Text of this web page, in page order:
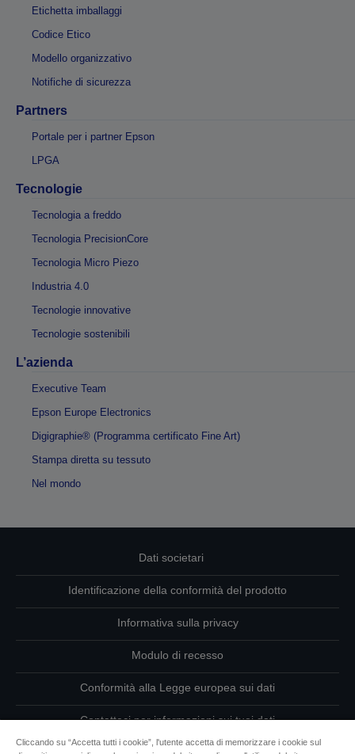
Etichetta imballaggi
Codice Etico
Modello organizzativo
Notifiche di sicurezza
Partners
Portale per i partner Epson
LPGA
Tecnologie
Tecnologia a freddo
Tecnologia PrecisionCore
Tecnologia Micro Piezo
Industria 4.0
Tecnologie innovative
Tecnologie sostenibili
L’azienda
Executive Team
Epson Europe Electronics
Digigraphie® (Programma certificato Fine Art)
Stampa diretta su tessuto
Nel mondo
Dati societari
Identificazione della conformità del prodotto
Informativa sulla privacy
Modulo di recesso
Conformità alla Legge europea sui dati
Contattaci per informazioni sui tuoi dati
Cliccando su “Accetta tutti i cookie”, l'utente accetta di memorizzare i cookie sul